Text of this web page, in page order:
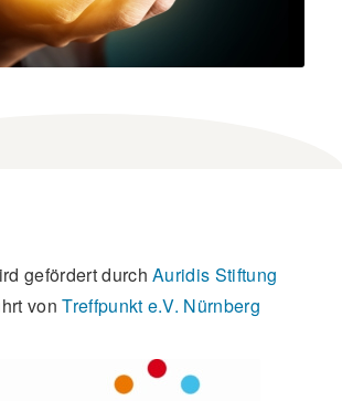
gefördert durchAuridis Stiftung
vonTreffpunkt e.V. Nürnberg